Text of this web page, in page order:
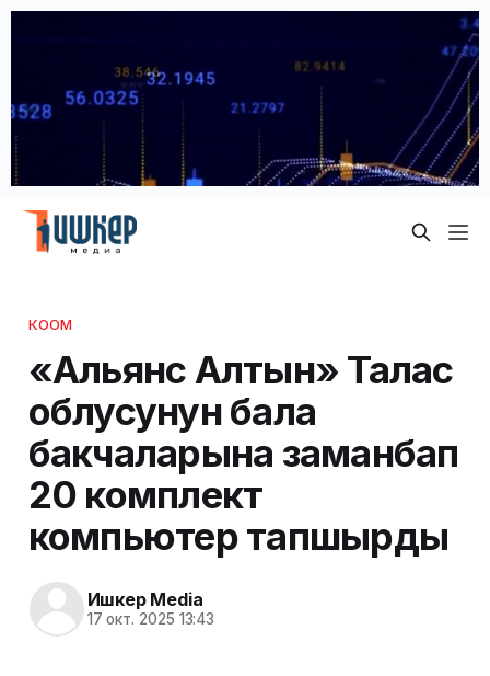
КООМ
«Альянс Алтын» Талас
облусунун бала
бакчаларына заманбап
20 комплект
компьютер тапшырды
Ишкер Media
17 окт. 2025 13:43